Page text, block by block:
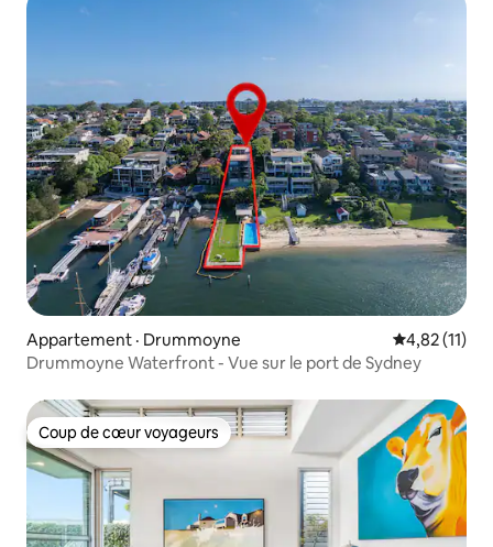
Appartement · Drummoyne Note
4,82 (11)
Drummoyne Waterfront - Vue sur le port de Sydney
Coup de cœur voyageurs
Coup de cœur voyageurs